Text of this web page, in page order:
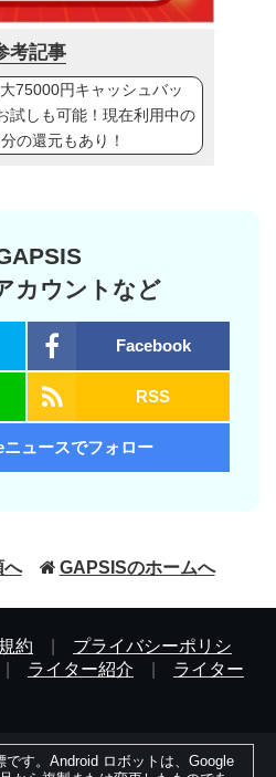
考記事
75000円キャッシュバッ
試しも可能！現在利用中の
の還元もあり！
カウントなど
Facebook
RSS
ュースでフォロー
へ GAPSISのホームへ
約
プライバシーポリシ
ライター紹介
ライター
す。Android ロボットは、Google